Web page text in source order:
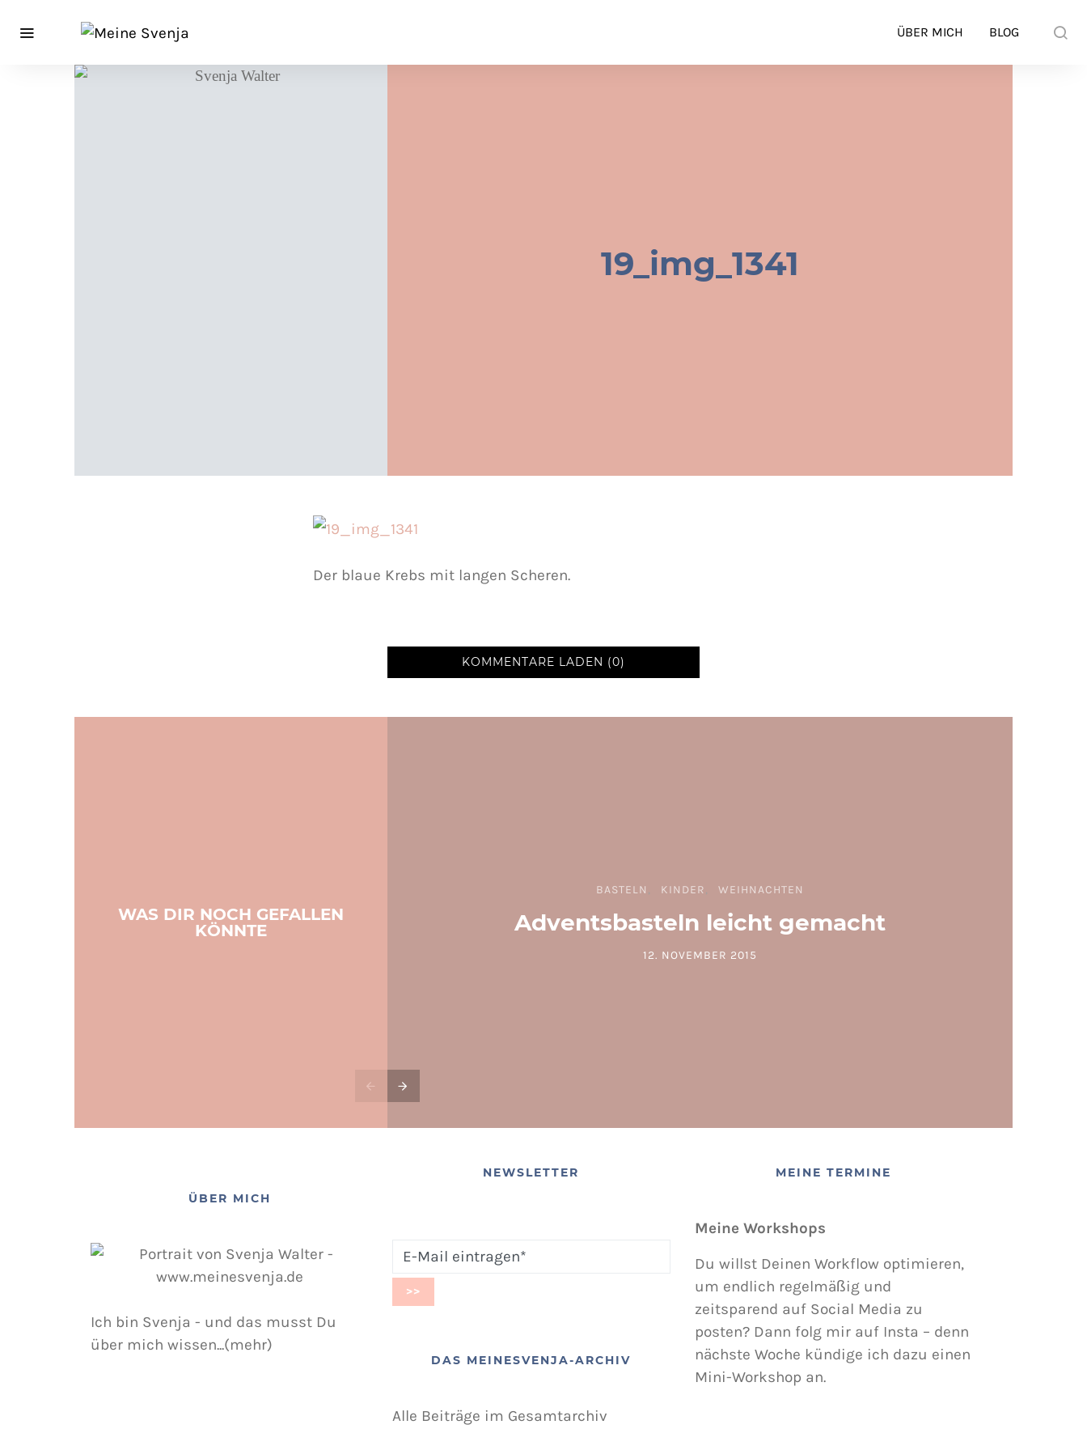
ÜBER MICH BLOG
19_img_1341
Der blaue Krebs mit langen Scheren.
KOMMENTARE LADEN (0)
WAS DIR NOCH GEFALLEN
KÖNNTE
BASTELN KINDER WEIHNACHTEN
Adventsbasteln leicht gemacht
POSTED ON
12. NOVEMBER 2015
ÜBER MICH
Ich bin Svenja - und das musst Du
über mich wissen...(mehr)
NEWSLETTER
DAS MEINESVENJA-ARCHIV
Alle Beiträge im Gesamtarchiv
MEINE TERMINE
Meine Workshops
Du willst Deinen Workflow optimieren,
um endlich regelmäßig und
zeitsparend auf Social Media zu
posten? Dann folg mir auf Insta – denn
nächste Woche kündige ich dazu einen
Mini-Workshop an.